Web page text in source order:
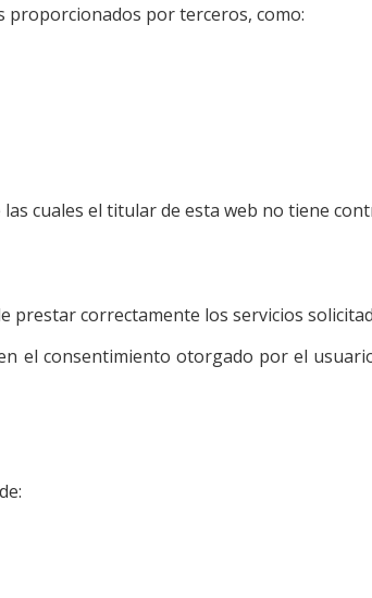
por terceros, como:
cuales el titular de esta web no tiene
prestar correctamente los servicios
el consentimiento otorgado por el